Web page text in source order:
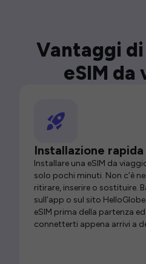
Vantaggi di
eSIM da
Installazione
Installare una eSIM da
solo pochi minuti. Non c’è
ritirare, inserire o sostituire.
sull’app o sul sito
eSIM prima della partenza
connetterti appena arrivi a